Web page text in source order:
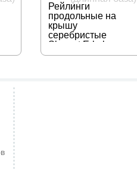
Рейлинги
продольные на
крышу
серебристые
Skyport Erkul
(длинная база)